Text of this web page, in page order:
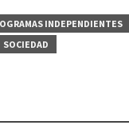
INDEPENDIENTES
SOCIEDAD